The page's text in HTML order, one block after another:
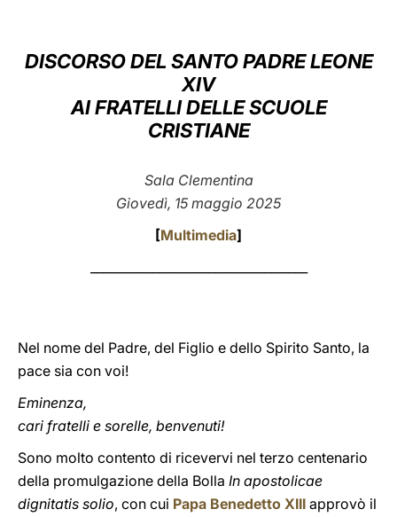
العربيّة
中文
DISCORSO DEL SANTO PADRE LEONE
XIV
AI FRATELLI DELLE SCUOLE
CRISTIANE
Sala Clementina
Giovedì, 15 maggio 2025
[Multimedia]
Nel nome del Padre, del Figlio e dello Spirito Santo, la
pace sia con voi!
Eminenza,
cari fratelli e sorelle, benvenuti!
Sono molto contento di ricevervi nel terzo centenario
della promulgazione della Bolla In apostolicae
dignitatis solio, con cui Papa Benedetto XIII approvò il